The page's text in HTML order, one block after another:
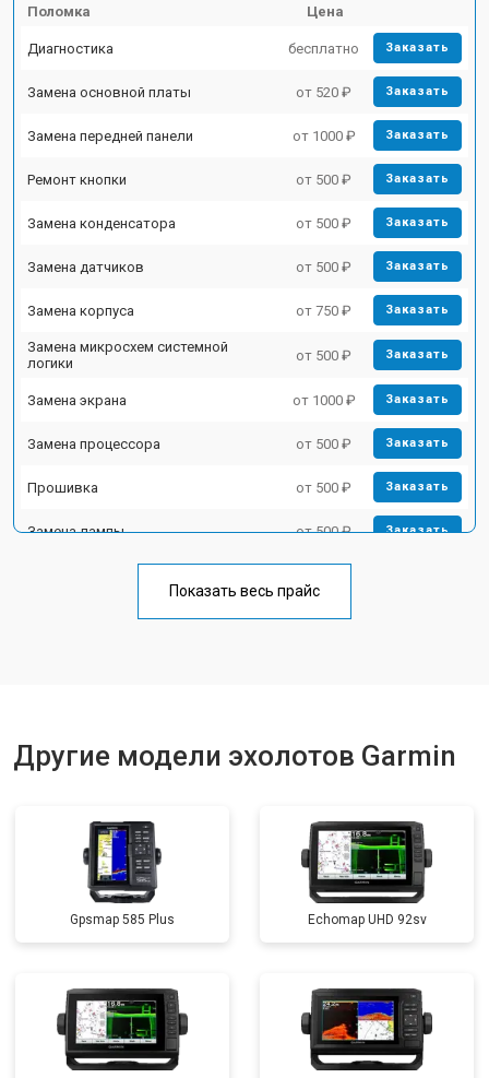
Поломка Цена
Диагностика бесплатно Заказать
Замена основной платы от 520 ₽ Заказать
Замена передней панели от 1000 ₽ Заказать
Ремонт кнопки от 500 ₽ Заказать
Замена конденсатора от 500 ₽ Заказать
Замена датчиков от 500 ₽ Заказать
Замена корпуса от 750 ₽ Заказать
Замена микросхем системной
логики
от 500 ₽ Заказать
Замена экрана от 1000 ₽ Заказать
Замена процессора от 500 ₽ Заказать
Прошивка от 500 ₽ Заказать
Замена лампы от 500 ₽ Заказать
Показать весь прайс
Другие модели эхолотов Garmin
Gpsmap 585 Plus Echomap UHD 92sv